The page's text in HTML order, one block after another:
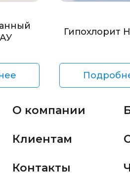
Гипохлорит
О компании
Клиентам
Контакты